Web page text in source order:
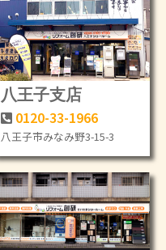
八王子支店
0120-33-1966
八王子市みなみ野3-15-3